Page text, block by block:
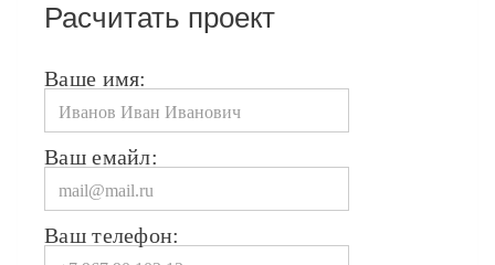
Расчитать проект
Ваше имя:
Ваш емайл:
Ваш телефон: